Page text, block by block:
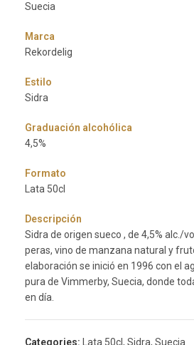
Suecia
Marca
Rekordelig
Estilo
Sidra
Graduación alcohólica
4,5%
Formato
Lata 50cl
Descripción
Sidra de origen sueco , de 4,5% alc./
peras, vino de manzana natural y
elaboración se inició en 1996 con el
pura de Vimmerby, Suecia, donde
en día.
Categories: Lata 50cl, Sidra, Suecia